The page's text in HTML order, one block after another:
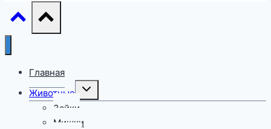
Главная
Животные
Переключить
меню
Зайки
Мишки